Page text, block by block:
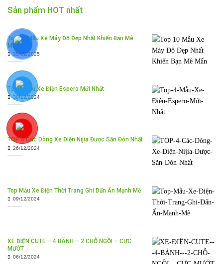
Sản phẩm HOT nhất
Top 10 Mẫu Xe Máy Độ Đẹp Nhất Khiến Bạn Mê
Mẩn
25/02/2025
Top 4 Mẫu Xe Điện Espero Mới Nhất
30/12/2024
TOP 4 Các Dòng Xe Điện Nijia Được Săn Đón Nhất
26/12/2024
Top Mẫu Xe Điện Thời Trang Ghi Dấn Ấn Mạnh Mẽ
09/12/2024
XE ĐIỆN CUTE – 4 BÁNH – 2 CHỖ NGỒI – CỰC
MƯỚT
06/12/2024